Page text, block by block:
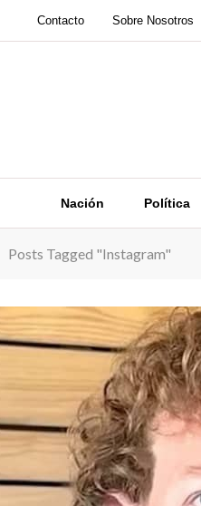
Contacto Sobre Nosotros
Nación Política
Posts Tagged "Instagram"